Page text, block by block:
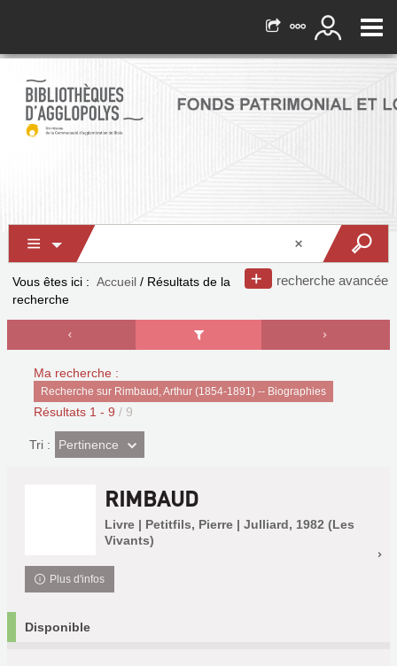
recherche avancée
Vous êtes ici : Accueil / Résultats de la
recherche
Ma recherche :
Recherche sur Rimbaud, Arthur (1854-1891) -- Biographies
Résultats 1 - 9 / 9
Tri : (Effet
imédiat)
Pertinence
RIMBAUD
Livre | Petitfils, Pierre | Julliard, 1982 (Les
Vivants)
Plus d'infos
Disponible